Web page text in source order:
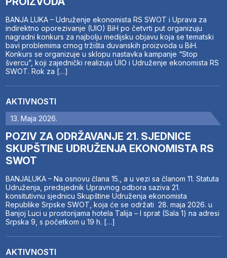
BANJA LUKA – Udruženje ekonomista RS SWOT i Uprava za
indirektno oporezivanje (UIO) BiH po četvrti put organizuju
nagradni konkurs za najbolju medijsku objavu koja se tematski
bavi problemima crnog tržišta duvanskih proizvoda u BiH.
Konkurs se organizuje u sklopu nastavka kampanje “Stop
švercu”, koji zajednički realizuju UIO i Udruženje ekonomista RS
SWOT. Rok za […]
AKTIVNOSTI
13. Maja 2026.
POZIV ZA ODRŽAVANJE 21. SJEDNICE
SKUPŠTINE UDRUŽENJA EKONOMISTA RS
SWOT
BANJALUKA – Na osnovu člana 15., a u vezi sa članom 11. Statuta
Udruženja, predsjednik Upravnog odbora saziva 21.
konsitutivnu sjednicu Skupštine Udruženja ekonomista
Republike Srpske SWOT, koja će se održati 28. maja 2026. u
Banjoj Luci u prostorijama hotela Talija – I sprat (Sala 1) na adresi
Srpska 9, s početkom u 19 h. […]
AKTIVNOSTI